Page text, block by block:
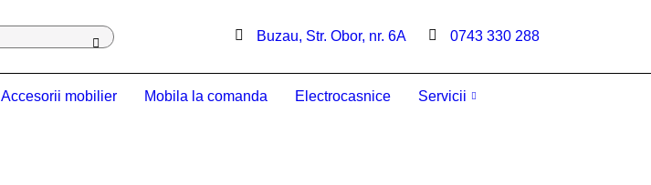
Buzau, Str. Obor, nr. 6A 0743 330 288
Accesorii mobilier Mobila la comanda Electrocasnice
Servicii